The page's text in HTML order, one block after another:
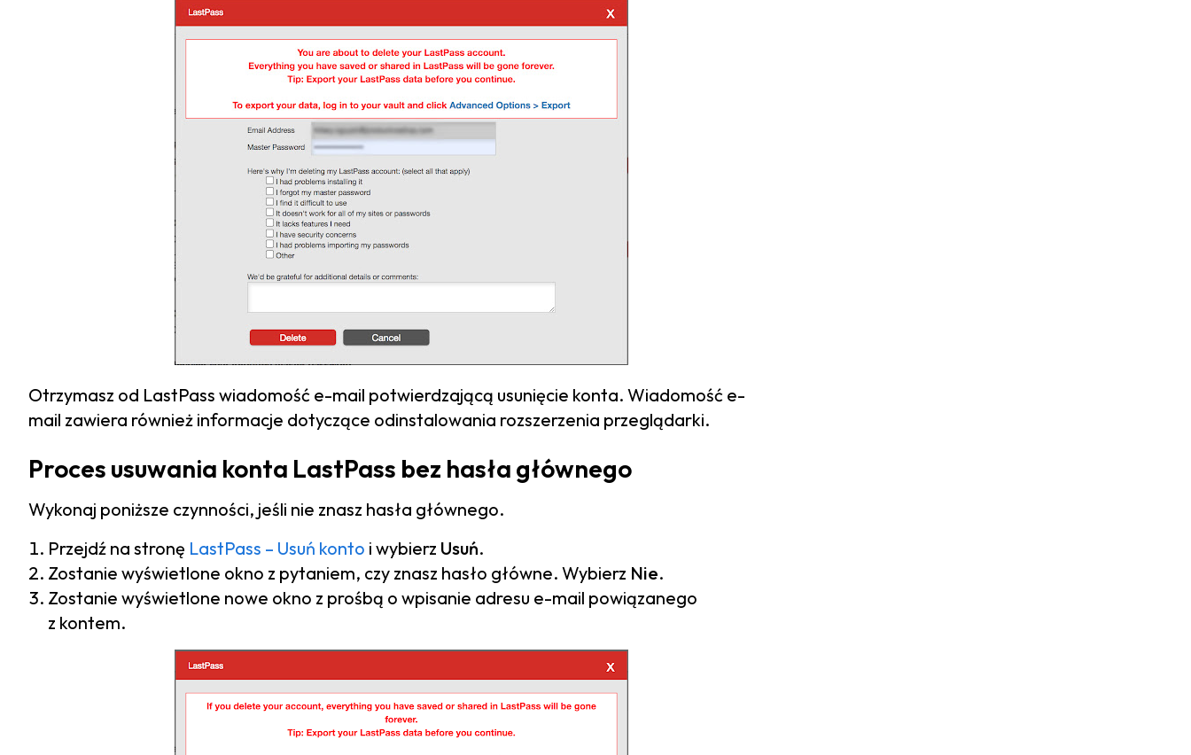
Otrzymasz od LastPass wiadomość e-mail potwierdzającą usunięcie konta. Wiadomość e-
mail zawiera również informacje dotyczące odinstalowania rozszerzenia przeglądarki.
Proces usuwania konta LastPass bez hasła głównego
Wykonaj poniższe czynności, jeśli nie znasz hasła głównego.
Przejdź na stronę LastPass – Usuń konto i wybierz Usuń.
Zostanie wyświetlone okno z pytaniem, czy znasz hasło główne. Wybierz Nie.
Zostanie wyświetlone nowe okno z prośbą o wpisanie adresu e-mail powiązanego
z kontem.